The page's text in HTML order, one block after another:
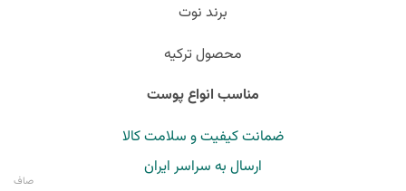
برند نوت
محصول ترکیه
مناسب انواع پوست
ضمانت کیفیت و سلامت کالا
ارسال به سراسر ایران
صاف